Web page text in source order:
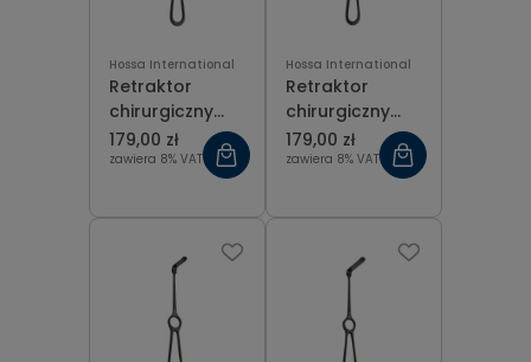
Hossa International
Retraktor
chirurgiczny
Langenbeck
czarny 32x10
179,00 zł
zawiera 8% VAT
Hossa International
Retraktor
chirurgiczny
Langenbeck
czarny 42x11
179,00 zł
zawiera 8% VAT